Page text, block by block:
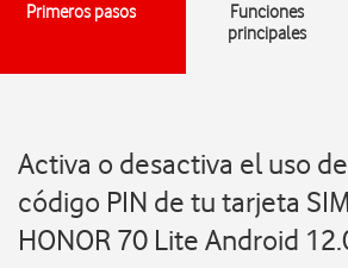
Primeros pasos
Funciones
principales
Activa o desactiva el uso
código PIN de tu tarjeta
HONOR 70 Lite Android